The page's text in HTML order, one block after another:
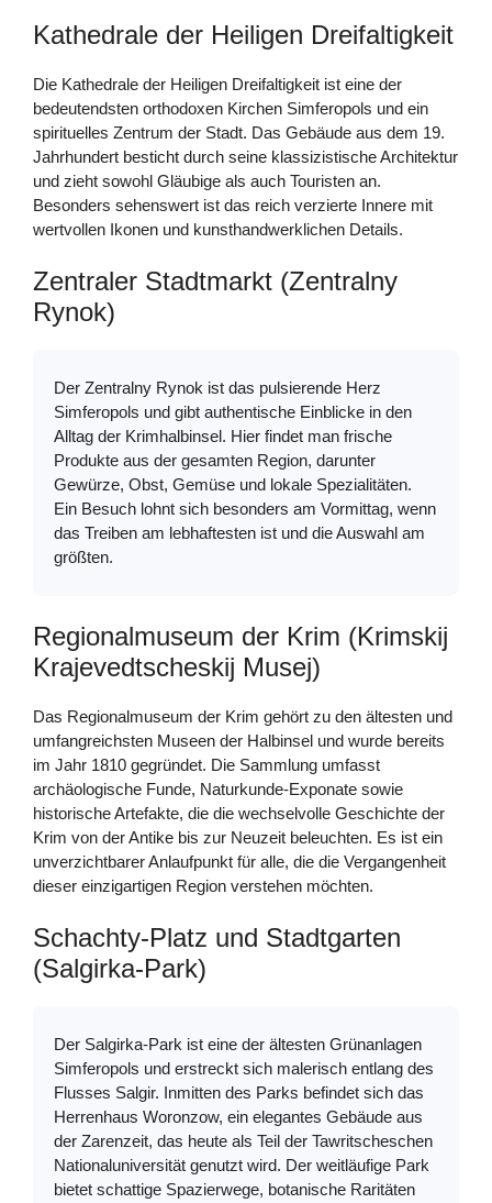
Kathedrale der Heiligen Dreifaltigkeit
Die Kathedrale der Heiligen Dreifaltigkeit ist eine der
bedeutendsten orthodoxen Kirchen Simferopols und ein
spirituelles Zentrum der Stadt. Das Gebäude aus dem 19.
Jahrhundert besticht durch seine klassizistische Architektur
und zieht sowohl Gläubige als auch Touristen an.
Besonders sehenswert ist das reich verzierte Innere mit
wertvollen Ikonen und kunsthandwerklichen Details.
Zentraler Stadtmarkt (Zentralny
Rynok)
Der Zentralny Rynok ist das pulsierende Herz
Simferopols und gibt authentische Einblicke in den
Alltag der Krimhalbinsel. Hier findet man frische
Produkte aus der gesamten Region, darunter
Gewürze, Obst, Gemüse und lokale Spezialitäten.
Ein Besuch lohnt sich besonders am Vormittag, wenn
das Treiben am lebhaftesten ist und die Auswahl am
größten.
Regionalmuseum der Krim (Krimskij
Krajevedtscheskij Musej)
Das Regionalmuseum der Krim gehört zu den ältesten und
umfangreichsten Museen der Halbinsel und wurde bereits
im Jahr 1810 gegründet. Die Sammlung umfasst
archäologische Funde, Naturkunde-Exponate sowie
historische Artefakte, die die wechselvolle Geschichte der
Krim von der Antike bis zur Neuzeit beleuchten. Es ist ein
unverzichtbarer Anlaufpunkt für alle, die die Vergangenheit
dieser einzigartigen Region verstehen möchten.
Schachty-Platz und Stadtgarten
(Salgirka-Park)
Der Salgirka-Park ist eine der ältesten Grünanlagen
Simferopols und erstreckt sich malerisch entlang des
Flusses Salgir. Inmitten des Parks befindet sich das
Herrenhaus Woronzow, ein elegantes Gebäude aus
der Zarenzeit, das heute als Teil der Tawritscheschen
Nationaluniversität genutzt wird. Der weitläufige Park
bietet schattige Spazierwege, botanische Raritäten